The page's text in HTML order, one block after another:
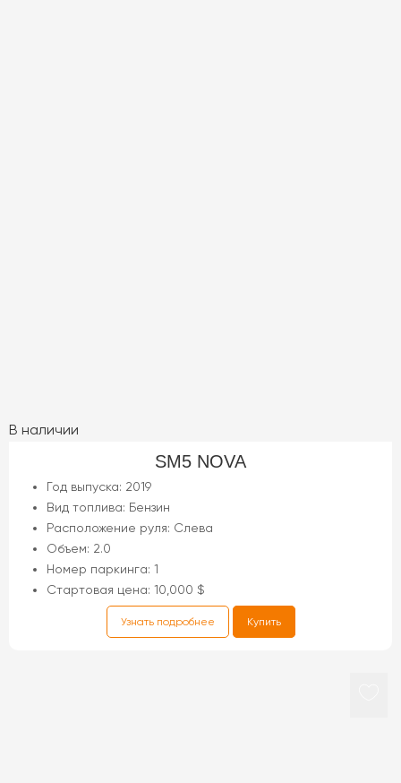
В наличии
SM5 NOVA
Год выпуска: 2019
Вид топлива: Бензин
Расположение руля: Слева
Объем: 2.0
Номер паркинга: 1
Стартовая цена: 10,000 $
Узнать подробнее Купить